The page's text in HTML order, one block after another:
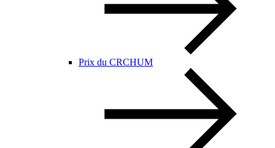
Prix du CRCHUM